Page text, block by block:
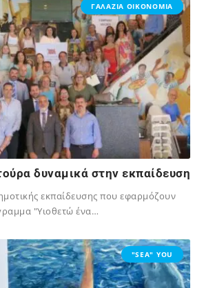
ΓΑΛΑΖΙΑ ΟΙΚΟΝΟΜΙΑ
δυναμικά στην εκπαίδευση
εκπαίδευσης που εφαρμόζουν
"Υιοθετώ ένα…
"SEA" YOU